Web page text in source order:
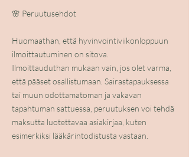
🌸 Peruutusehdot
Huomaathan, että hyvinvointiviikonloppuun
ilmoittautuminen on sitova.
Ilmoittauduthan mukaan vain, jos olet varma,
että pääset osallistumaan. Sairastapauksessa
tai muun odottamatoman ja vakavan
tapahtuman sattuessa, peruutuksen voi tehdä
maksutta luotettavaa asiakirjaa, kuten
esimerkiksi lääkärintodistusta vastaan.